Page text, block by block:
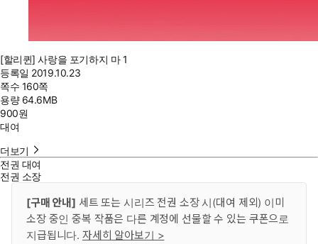
[할리퀸] 사랑을 포기하지 마 1
등록일 2019.10.23
쪽수 160쪽
용량 64.6MB
900원
대여
더보기
전권 대여
전권 소장
[구매 안내] 세트 또는 시리즈 전권 소장 시(대여 제외) 이미
소장 중인 중복 작품은 다른 계정에 선물할 수 있는 쿠폰으로
지급됩니다. 자세히 알아보기 >